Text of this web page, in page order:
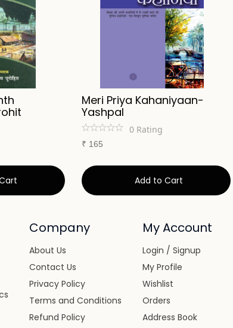
Meri Priya Kahaniyaan-
Yashpal
0 Rating
₹ 165
Add to Cart
Company
About Us
Contact Us
Privacy Policy
Terms and Conditions
Refund Policy
My Account
Login / Signup
My Profile
Wishlist
Orders
Address Book